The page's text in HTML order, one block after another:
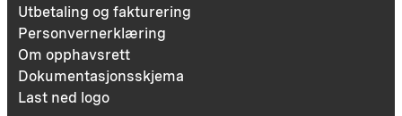
Utbetaling og fakturering
Personvernerklæring
Om opphavsrett
Dokumentasjonsskjema
Last ned logo